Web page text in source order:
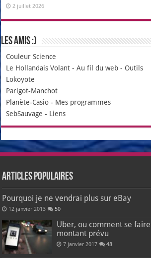
2 juillet 2026
Les amis :)
Couleur Science
Le Hollandais Volant -Au fil du web - Outils
Lokoyote
Parigot-Manchot
Planète-Casio - Mes programmes
SebSauvage - Liens
Articles populaires
Pourquoi je ne vendrai plus sur eBay
12 janvier 2013 50
Uber, ou comment se
montant prévu
7 janvier 2017 48